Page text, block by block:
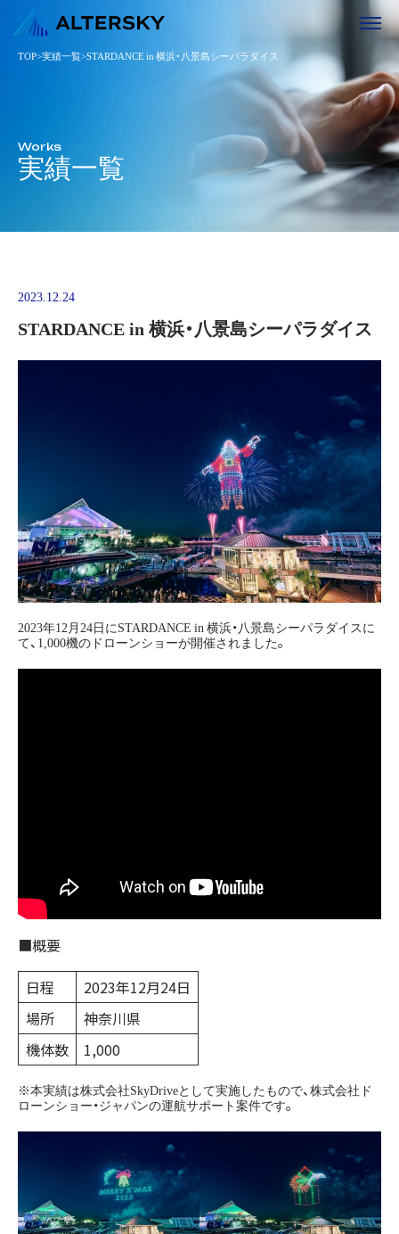
TOP>実績一覧>STARDANCE in 横浜・八景島シーパラダイス
Works
実績一覧
2023.12.24
STARDANCE in 横浜・八景島シーパラダイス
2023年12月24日にSTARDANCE in 横浜・八景島シーパラダイスに
て、1,000機のドローンショーが開催されました。
■概要
日程
2023年12月24日
場所
神奈川県
機体数
1,000
※本実績は株式会社SkyDriveとして実施したもので、株式会社ド
ローンショー・ジャパンの運航サポート案件です。